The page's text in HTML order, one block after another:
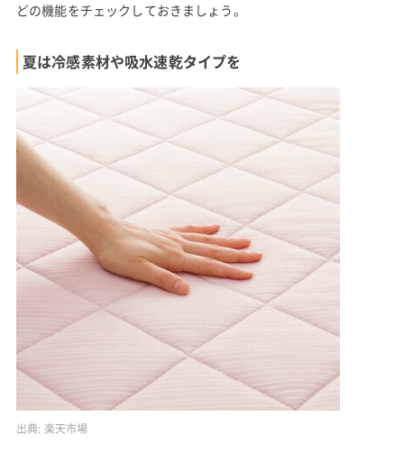
どの機能をチェックしておきましょう。
夏は冷感素材や吸水速乾タイプを
出典: 楽天市場